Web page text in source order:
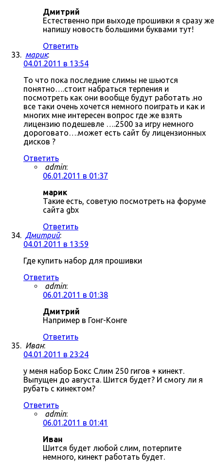
Дмитрий
Естественно при выходе прошивки я сразу же
напишу новость большими буквами тут!
Ответить
марик:
04.01.2011 в 13:54
То что пока последние слимы не шьются
понятно….стоит набраться терпения и
посмотреть как они вообще будут работать .но
все таки очень хочется немного поиграть и как и
многих мне интересен вопрос где же взять
лицензию подешевле ….2500 за игру немного
дороговато….может есть сайт бу лицензионных
дисков ?
Ответить
admin:
06.01.2011 в 01:37
марик
Такие есть, советую посмотреть на форуме
сайта gbx
Ответить
Дмитрий:
04.01.2011 в 13:59
Где купить набор для прошивки
Ответить
admin:
06.01.2011 в 01:38
Дмитрий
Например в Гонг-Конге
Ответить
Иван:
04.01.2011 в 23:24
у меня набор Бокс Слим 250 гигов + кинект.
Выпущен до августа. Шится будет? И смогу ли я
рубать с кинектом?
Ответить
admin:
06.01.2011 в 01:41
Иван
Шится будет любой слим, потерпите
немного, кинект работать будет.